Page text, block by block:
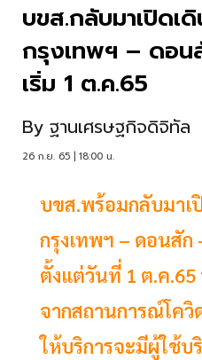
บขส.กลับมาเปิดเ
กรุงเทพฯ – ดอน
เริ่ม 1 ต.ค.65
By ฐานเศรษฐกิจดิจิทัล
26 ก.ย. 65 | 18:00 น.
บขส.พร้อมกลับมาเ
กรุงเทพฯ – ดอนสัก
ตั้งแต่วันที่ 1 ต.ค.65
จากสถานการณ์โควิ
ให้บริการจะมีผู้ใช้บ